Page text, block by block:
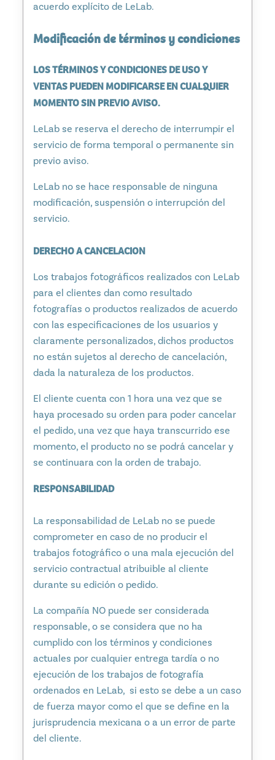
acuerdo explícito de LeLab.
Modificación de términos y condiciones
LOS TÉRMINOS Y CONDICIONES DE USO Y
VENTAS PUEDEN MODIFICARSE EN CUALQUIER
MOMENTO SIN PREVIO AVISO.
LeLab se reserva el derecho de interrumpir el
servicio de forma temporal o permanente sin
previo aviso.
LeLab no se hace responsable de ninguna
modificación, suspensión o interrupción del
servicio.
DERECHO A CANCELACION
Los trabajos fotográficos realizados con LeLab
para el clientes dan como resultado
fotografías o productos realizados de acuerdo
con las especificaciones de los usuarios y
claramente personalizados, dichos productos
no están sujetos al derecho de cancelación,
dada la naturaleza de los productos.
El cliente cuenta con 1 hora una vez que se
haya procesado su orden para poder cancelar
el pedido, una vez que haya transcurrido ese
momento, el producto no se podrá cancelar y
se continuara con la orden de trabajo.
RESPONSABILIDAD
La responsabilidad de LeLab no se puede
comprometer en caso de no producir el
trabajos fotográfico o una mala ejecución del
servicio contractual atribuible al cliente
durante su edición o pedido.
La compañía NO puede ser considerada
responsable, o se considera que no ha
cumplido con los términos y condiciones
actuales por cualquier entrega tardía o no
ejecución de los trabajos de fotografía
ordenados en LeLab, si esto se debe a un caso
de fuerza mayor como el que se define en la
jurisprudencia mexicana o a un error de parte
del cliente.